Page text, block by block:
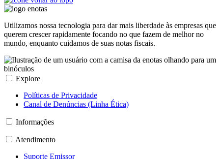
Utilizamos nossa tecnologia para dar mais liberdade às empresas que
querem crescer rapidamente focando no que fazem de melhor no
mundo, enquanto cuidamos de suas notas fiscais.
Explore
Políticas de Privacidade
Canal de Denúncias (Linha Ética)
Informações
Atendimento
Suporte Emissor